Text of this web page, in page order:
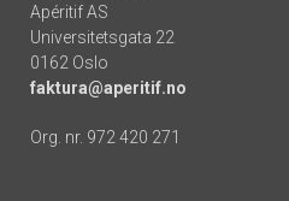
Apéritif AS
Universitetsgata 22
0162 Oslo
faktura@aperitif.no
Org. nr. 972 420 271